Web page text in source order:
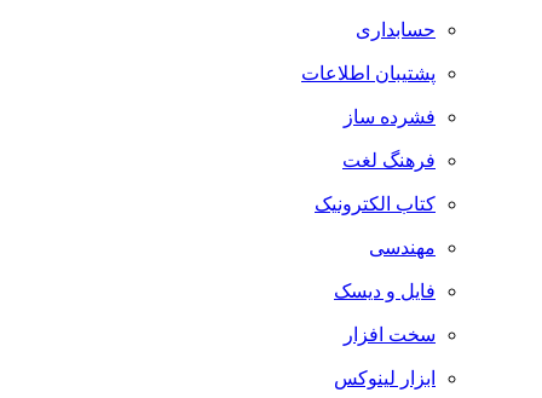
حسابداری
پشتیبان اطلاعات
فشرده ساز
فرهنگ لغت
کتاب الکترونیک
مهندسی
فایل و دیسک
سخت افزار
ابزار لینوکس